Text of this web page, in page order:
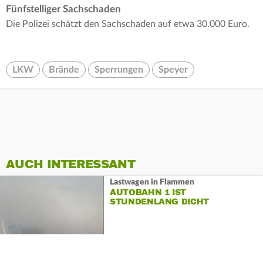
Fünfstelliger Sachschaden
Die Polizei schätzt den Sachschaden auf etwa 30.000 Euro.
LKW Brände Sperrungen Speyer
AUCH INTERESSANT
Lastwagen in Flammen
AUTOBAHN 1 IST
STUNDENLANG DICHT